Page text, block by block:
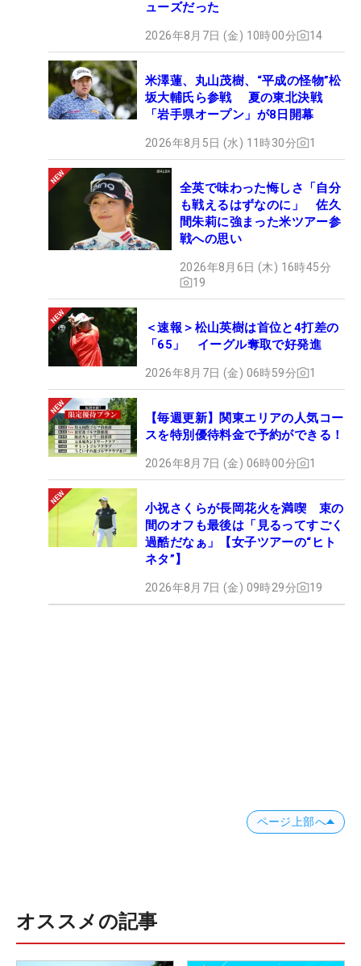
ューズだった
2026年8月7日 (金) 10時00分 14
米澤蓮、丸山茂樹、“平成の怪物”松
坂大輔氏ら参戦 夏の東北決戦
「岩手県オープン」が8日開幕
2026年8月5日 (水) 11時30分 1
全英で味わった悔しさ「自分
も戦えるはずなのに」 佐久
間朱莉に強まった米ツアー参
戦への思い
2026年8月6日 (木) 16時45分
19
＜速報＞松山英樹は首位と4打差の
「65」 イーグル奪取で好発進
2026年8月7日 (金) 06時59分 1
【毎週更新】関東エリアの人気コー
スを特別優待料金で予約ができる！
2026年8月7日 (金) 06時00分 1
小祝さくらが長岡花火を満喫 束の
間のオフも最後は「見るってすごく
過酷だなぁ」【女子ツアーの“ヒト
ネタ”】
2026年8月7日 (金) 09時29分 19
ページ上部へ
オススメの記事